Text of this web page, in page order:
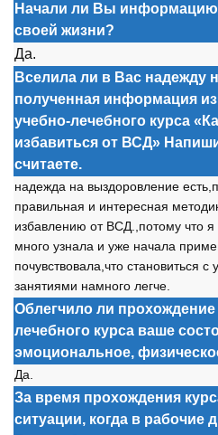
Начали ли Вы информацию
своей жизни?
Да.
Вселила ли в Вас надежду
полученная информация из
учебно-лечебного курса
избавиться от ВСД»
считаете.
надежда на выздоровление есть,п
правильная и интересная мето
избавлению от ВСД.,потому что я
много узнала и уже начала
почувствовала,что становиться с
занятиями намного легче.
Облегчило ли прохождение
лечебного курса ваше
эмоциональное,
Да.
За время прохождения
ситуации, когда в рабочие